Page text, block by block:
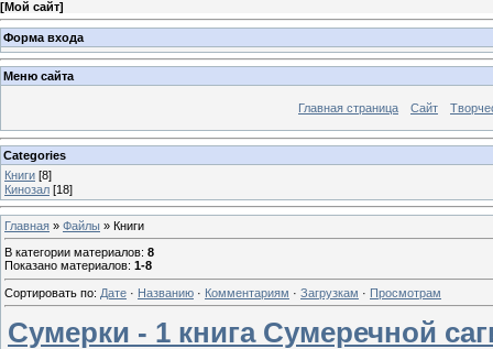
[Мой сайт]
Форма входа
Меню сайта
Главная страница Сайт
Categories
Книги [8]
Кинозал [18]
Главная » Файлы » Книги
В категории материалов: 8
Показано материалов: 1-8
Сортировать по: Дате · Названию · Комментариям · Загрузкам · Просмотрам
Сумерки - 1 книга Сумеречной